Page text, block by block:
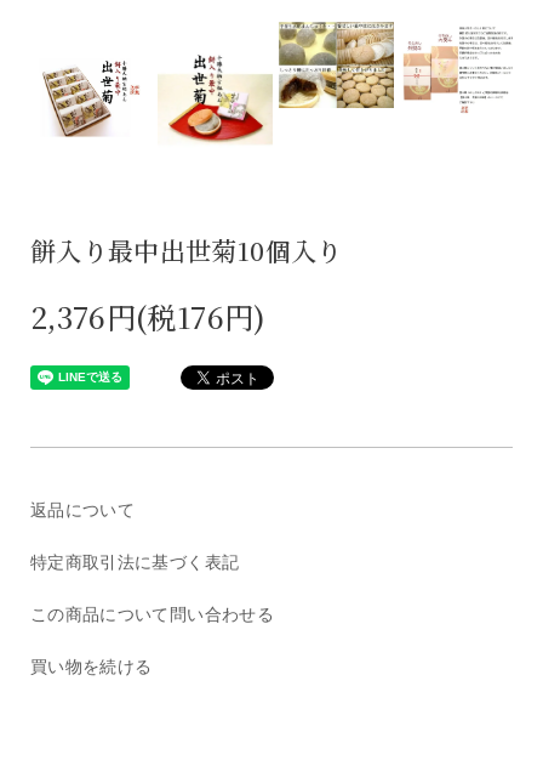
餅入り最中出世菊10個入り
2,376円(税176円)
返品について
特定商取引法に基づく表記
この商品について問い合わせる
買い物を続ける